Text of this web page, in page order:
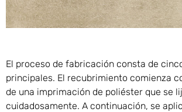
El proceso de fabricación consta de
principales. El recubrimiento comienza
de una imprimación de poliéster que se
cuidadosamente. A continuación, se